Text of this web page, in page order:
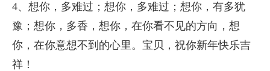
4、想你，多难过；想你，多难过；想你，有多犹
豫；想你，多香，想你，在你看不见的方向，想
你，在你意想不到的心里。宝贝，祝你新年快乐吉
祥！